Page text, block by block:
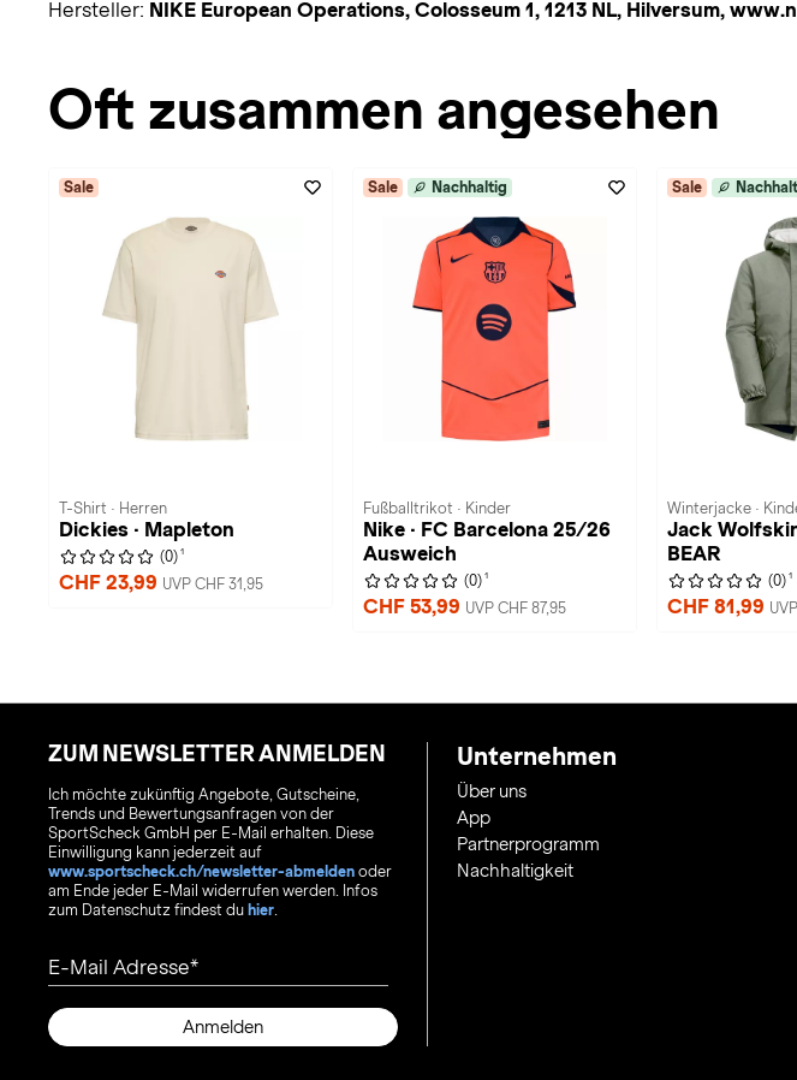
Hersteller: NIKE European Operations, Colosseum 1, 1213 NL, Hilversum,
Oft zusammen angesehen
Sale
T-Shirt · Herren
Dickies · Mapleton
(0) 1
CHF 23,99 UVP CHF 31,95
Sale Nachhaltig
Fußballtrikot · Kinder
Nike · FC Barcelona 25/26
Ausweich
(0) 1
CHF 53,99 UVP CHF 87,95
Sale
Winterjacke ·
Jack
BEAR
(0) 1
CHF 81,99
ZUM NEWSLETTER ANMELDEN
Ich möchte zukünftig Angebote, Gutscheine,
Trends und Bewertungsanfragen von der
SportScheck GmbH per E-Mail erhalten. Diese
Einwilligung kann jederzeit auf
www.sportscheck.ch/newsletter-abmelden oder
am Ende jeder E-Mail widerrufen werden. Infos
zum Datenschutz findest du hier.
E-Mail Adresse
Anmelden
Unternehmen
Über uns
App
Partnerprogramm
Nachhaltigkeit